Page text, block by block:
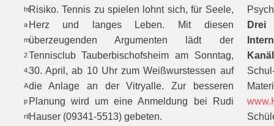
ht
a
m
2
4.
A
p
ril
Risiko. Tennis zu spielen lohnt sich, für Seele,
Herz und langes Leben. Mit diesen
überzeugenden Argumenten lädt der
Tennisclub Tauberbischofsheim am Sonntag,
30. April, ab 10 Uhr zum Weißwurstessen auf
die Anlage an der Vitryalle. Zur besseren
Planung wird um eine Anmeldung bei Rudi
Hauser (09341-5513) gebeten.
Drei